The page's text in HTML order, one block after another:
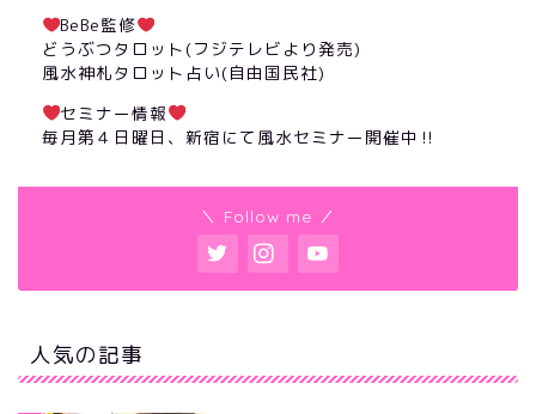
BeBe監修
どうぶつタロット(フジテレビより発売)
風水神札タロット占い(自由国民社)
セミナー情報
毎月第４日曜日、新宿にて風水セミナー開催中‼︎
＼ Follow me ／
人気の記事